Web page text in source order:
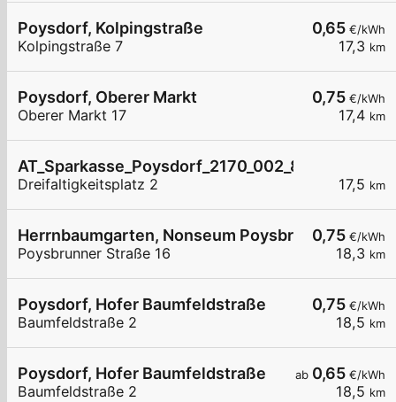
0,65 €/kWh
17,3 km
Poysdorf, Kolpingstraße
Kolpingstraße 7
0,75 €/kWh
17,4 km
Poysdorf, Oberer Markt
Oberer Markt 17
17,5 km
AT_Sparkasse_Poysdorf_2170_002_8211012707
Dreifaltigkeitsplatz 2
0,75 €/kWh
18,3 km
Herrnbaumgarten, Nonseum Poysbrunner Str.
Poysbrunner Straße 16
0,75 €/kWh
18,5 km
Poysdorf, Hofer Baumfeldstraße
Baumfeldstraße 2
ab 0,65 €/kWh
18,5 km
Poysdorf, Hofer Baumfeldstraße
Baumfeldstraße 2